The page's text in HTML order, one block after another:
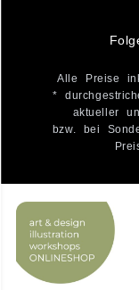
Alle Preise
*
aktueller
bzw. bei